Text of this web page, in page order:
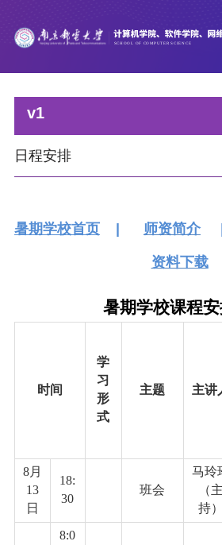
v1
日程安排
暑期学校首页 | 师资简介
资料下载
暑期学校课程
时间
学
习
形
式
主题 主讲
8月
13
日
18:
30
班会
马玲
（主
持）
8:0